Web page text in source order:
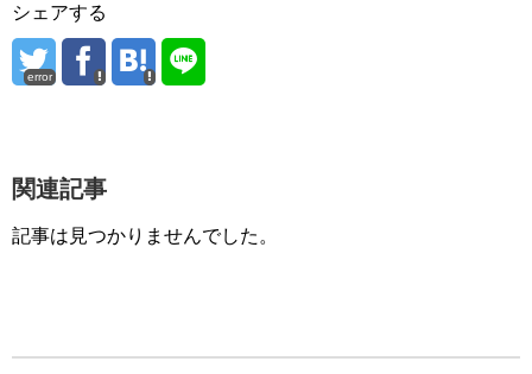
シェアする
error
関連記事
記事は見つかりませんでした。